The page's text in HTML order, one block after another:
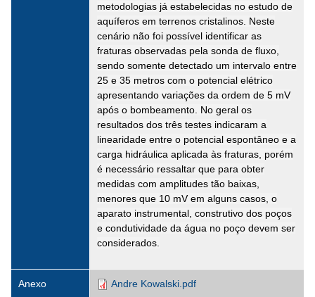
metodologias já estabelecidas no estudo de
aquíferos em terrenos cristalinos. Neste
cenário não foi possível identificar as
fraturas observadas pela sonda de fluxo,
sendo somente detectado um intervalo entre
25 e 35 metros com o potencial elétrico
apresentando variações da ordem de 5 mV
após o bombeamento. No geral os
resultados dos três testes indicaram a
linearidade entre o potencial espontâneo e a
carga hidráulica aplicada às fraturas, porém
é necessário ressaltar que para obter
medidas com amplitudes tão baixas,
menores que 10 mV em alguns casos, o
aparato instrumental, construtivo dos poços
e condutividade da água no poço devem ser
considerados.
Anexo Andre Kowalski.pdf